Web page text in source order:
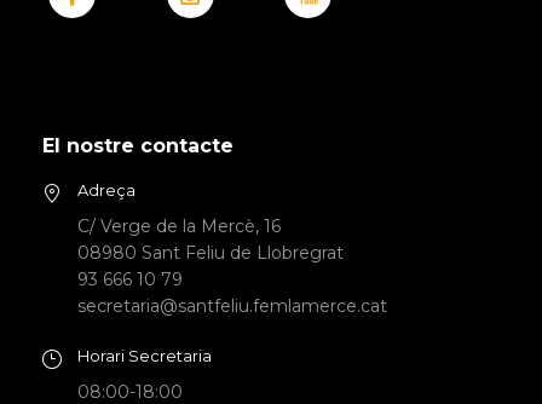
El nostre contacte
Adreça
C/ Verge de la Mercè, 16
08980 Sant Feliu de Llobregrat
93 666 10 79
secretaria@santfeliu.femlamerce.cat
Horari Secretaria
08:00-18:00